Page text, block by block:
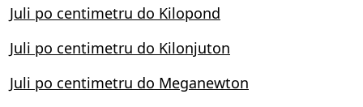
Juli po centimetru do Kilopond
Juli po centimetru do Kilonjuton
Juli po centimetru do Meganewton